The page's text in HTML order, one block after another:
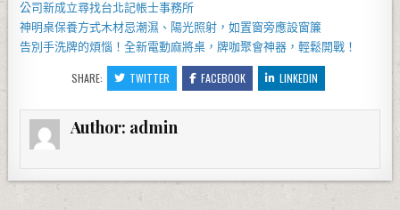
公司新成立尋找台北記帳士事務所
神明桌保養方式木材忌潮濕、陽光照射，如置窗旁應設窗簾
告別手洗牌的煩惱！全新電動麻將桌 ，牌咖聚會神器，輕鬆開戰！
SHARE: TWITTER FACEBOOK LINKEDIN
Author: admin